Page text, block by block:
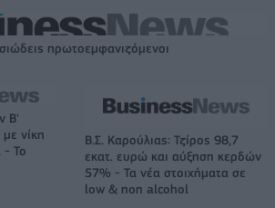
πρωτοεμφανιζόμενοι
Β'
νίκη
- Το
Β.Σ. Καρούλιας: Τζίρος 98,7
εκατ. ευρώ και αύξηση κερδών
57% - Τα νέα στοιχήματα σε
low & non alcohol